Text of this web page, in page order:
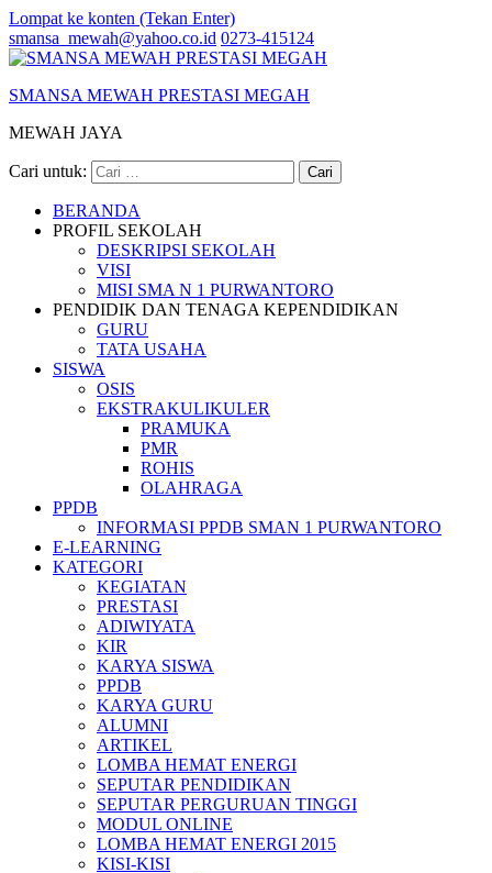
Lompat ke konten (Tekan Enter)
smansa_mewah@yahoo.co.id 0273-415124
SMANSA MEWAH PRESTASI MEGAH
MEWAH JAYA
Cari untuk:
BERANDA
PROFIL SEKOLAH
DESKRIPSI SEKOLAH
VISI
MISI SMA N 1 PURWANTORO
PENDIDIK DAN TENAGA KEPENDIDIKAN
GURU
TATA USAHA
SISWA
OSIS
EKSTRAKULIKULER
PRAMUKA
PMR
ROHIS
OLAHRAGA
PPDB
INFORMASI PPDB SMAN 1 PURWANTORO
E-LEARNING
KATEGORI
KEGIATAN
PRESTASI
ADIWIYATA
KIR
KARYA SISWA
PPDB
KARYA GURU
ALUMNI
ARTIKEL
LOMBA HEMAT ENERGI
SEPUTAR PENDIDIKAN
SEPUTAR PERGURUAN TINGGI
MODUL ONLINE
LOMBA HEMAT ENERGI 2015
KISI-KISI